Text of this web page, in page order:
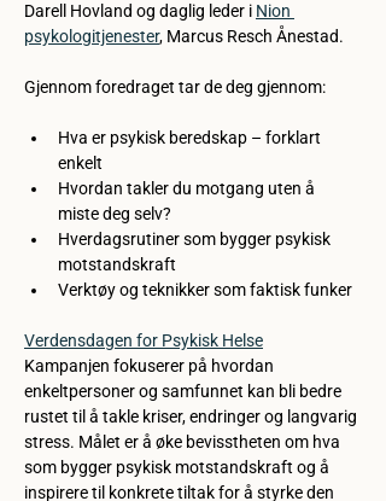
Darell Hovland og daglig leder i Nion
psykologitjenester, Marcus Resch Ånestad.
Gjennom foredraget tar de deg gjennom:
Hva er psykisk beredskap – forklart
enkelt
Hvordan takler du motgang uten å
miste deg selv?
Hverdagsrutiner som bygger psykisk
motstandskraft
Verktøy og teknikker som faktisk funker
Verdensdagen for Psykisk Helse
Kampanjen fokuserer på hvordan
enkeltpersoner og samfunnet kan bli bedre
rustet til å takle kriser, endringer og langvarig
stress. Målet er å øke bevisstheten om hva
som bygger psykisk motstandskraft og å
inspirere til konkrete tiltak for å styrke den